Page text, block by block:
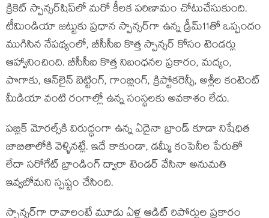
క్రికెట్ స్పాన్సర్‌షిప్‌లో మరో కీలక పరిణామం చోటుచేసుకుంది.
టీమిండియా జట్టుకు ప్రధాన స్పాన్సర్‌గా ఉన్న డ్రీమ్‌11తో ఒప్పందం
ముగిసిన నేపథ్యంలో, బీసీసీఐ కొత్త స్పాన్సర్ కోసం టెండర్లు
ఆహ్వానించింది. బీసీసీఐ కొత్త నిబంధనల ప్రకారం, మద్యం,
పొగాకు, ఆన్‌లైన్ బెట్టింగ్, గాంబ్లింగ్, క్రిప్టోకరెన్సీ, అశ్లీల కంటెంట్
మీడియా వంటి రంగాల్లో ఉన్న సంస్థలకు అవకాశం లేదు.
పబ్లిక్ మోరల్స్‌కి విరుద్ధంగా ఉన్న ఏదైనా బ్రాండ్‌ కూడా నిషేధిత
జాబితాలోకి వెళ్ళినట్లే. ఇదే కాకుండా, డమ్మీ కంపెనీల పేరుతో
లేదా సరోగేట్ బ్రాండింగ్‌ ద్వారా టెండర్ వేసినా అనుమతి
ఇవ్వబోమని స్పష్టం చేసింది.
స్పాన్సర్‌గా రావాలంటే మూడు ఏళ్ల ఆడిట్ రిపోర్టుల ప్రకారం